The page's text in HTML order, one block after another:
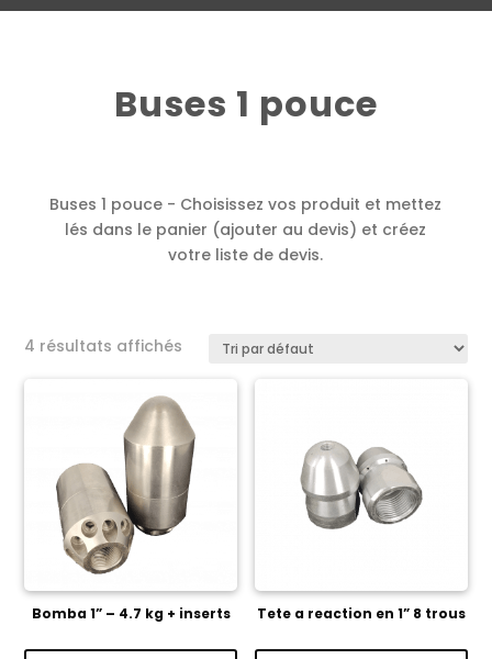
Buses 1 pouce
Buses 1 pouce - Choisissez vos produit et mettez
lés dans le panier (ajouter au devis) et créez
votre liste de devis.
4 résultats affichés
Bomba 1” – 4.7 kg + inserts Tete a reaction en 1” 8 trous